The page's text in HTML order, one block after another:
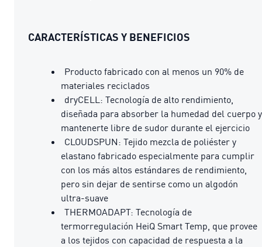
CARACTERÍSTICAS Y BENEFICIOS
Producto fabricado con al menos un 90% de
materiales reciclados
dryCELL: Tecnología de alto rendimiento,
diseñada para absorber la humedad del cuerpo y
mantenerte libre de sudor durante el ejercicio
CLOUDSPUN: Tejido mezcla de poliéster y
elastano fabricado especialmente para cumplir
con los más altos estándares de rendimiento,
pero sin dejar de sentirse como un algodón
ultra-suave
THERMOADAPT: Tecnología de
termorregulación HeiQ Smart Temp, que provee
a los tejidos con capacidad de respuesta a la